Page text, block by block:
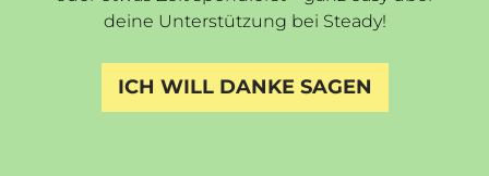
deine Unterstützung bei Steady!
ICH WILL DANKE SAGEN